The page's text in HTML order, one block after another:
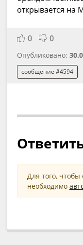
открывается на
0 0
Опубликовано:
сообщение #4594
Для того,
необходимо